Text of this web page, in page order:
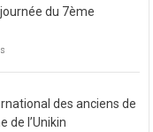
prochain
de
2021
du 7ème
première
journée
des anciens de
de l’Unikin